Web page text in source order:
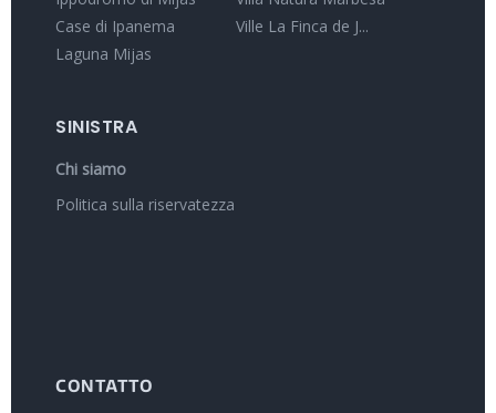
Case di Ipanema
Laguna Mijas
Ville La Finca de J...
SINISTRA
Chi siamo
Politica sulla riservatezza
CONTATTO